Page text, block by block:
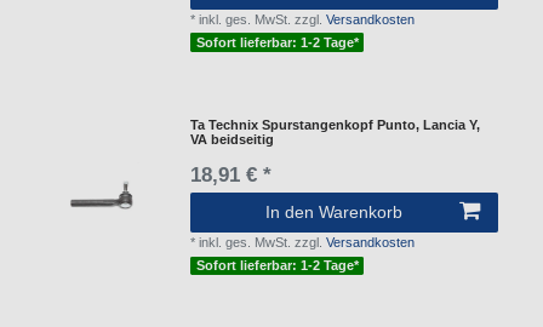
*inkl. ges. MwSt. zzgl.Versandkosten
Sofort lieferbar: 1-2 Tage*
Ta Technix Spurstangenkopf Punto, Lancia Y,
VA beidseitig
18,91 € *
In den Warenkorb
*inkl. ges. MwSt. zzgl.Versandkosten
Sofort lieferbar: 1-2 Tage*